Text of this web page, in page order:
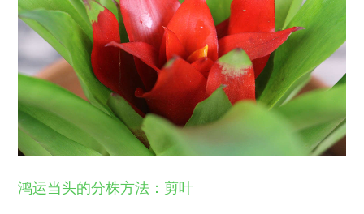
鸿运当头的分株方法：剪叶